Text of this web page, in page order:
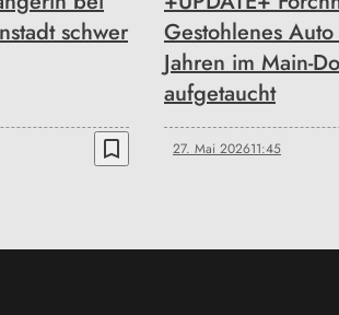
schwer
bookmark_border
Gestohlenes
Jahren im Main-
aufgetaucht
27. Mai 202611:45